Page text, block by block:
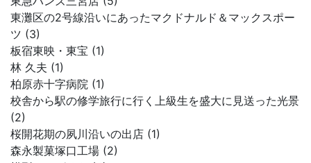
東灘区の2号線沿いにあったマクドナルド＆マックスポー
ツ (3)
板宿東映・東宝 (1)
林 久夫 (1)
柏原赤十字病院 (1)
校舎から駅の修学旅行に行く上級生を盛大に見送った光景
(2)
桜開花期の夙川沿いの出店 (1)
森永製菓塚口工場 (2)